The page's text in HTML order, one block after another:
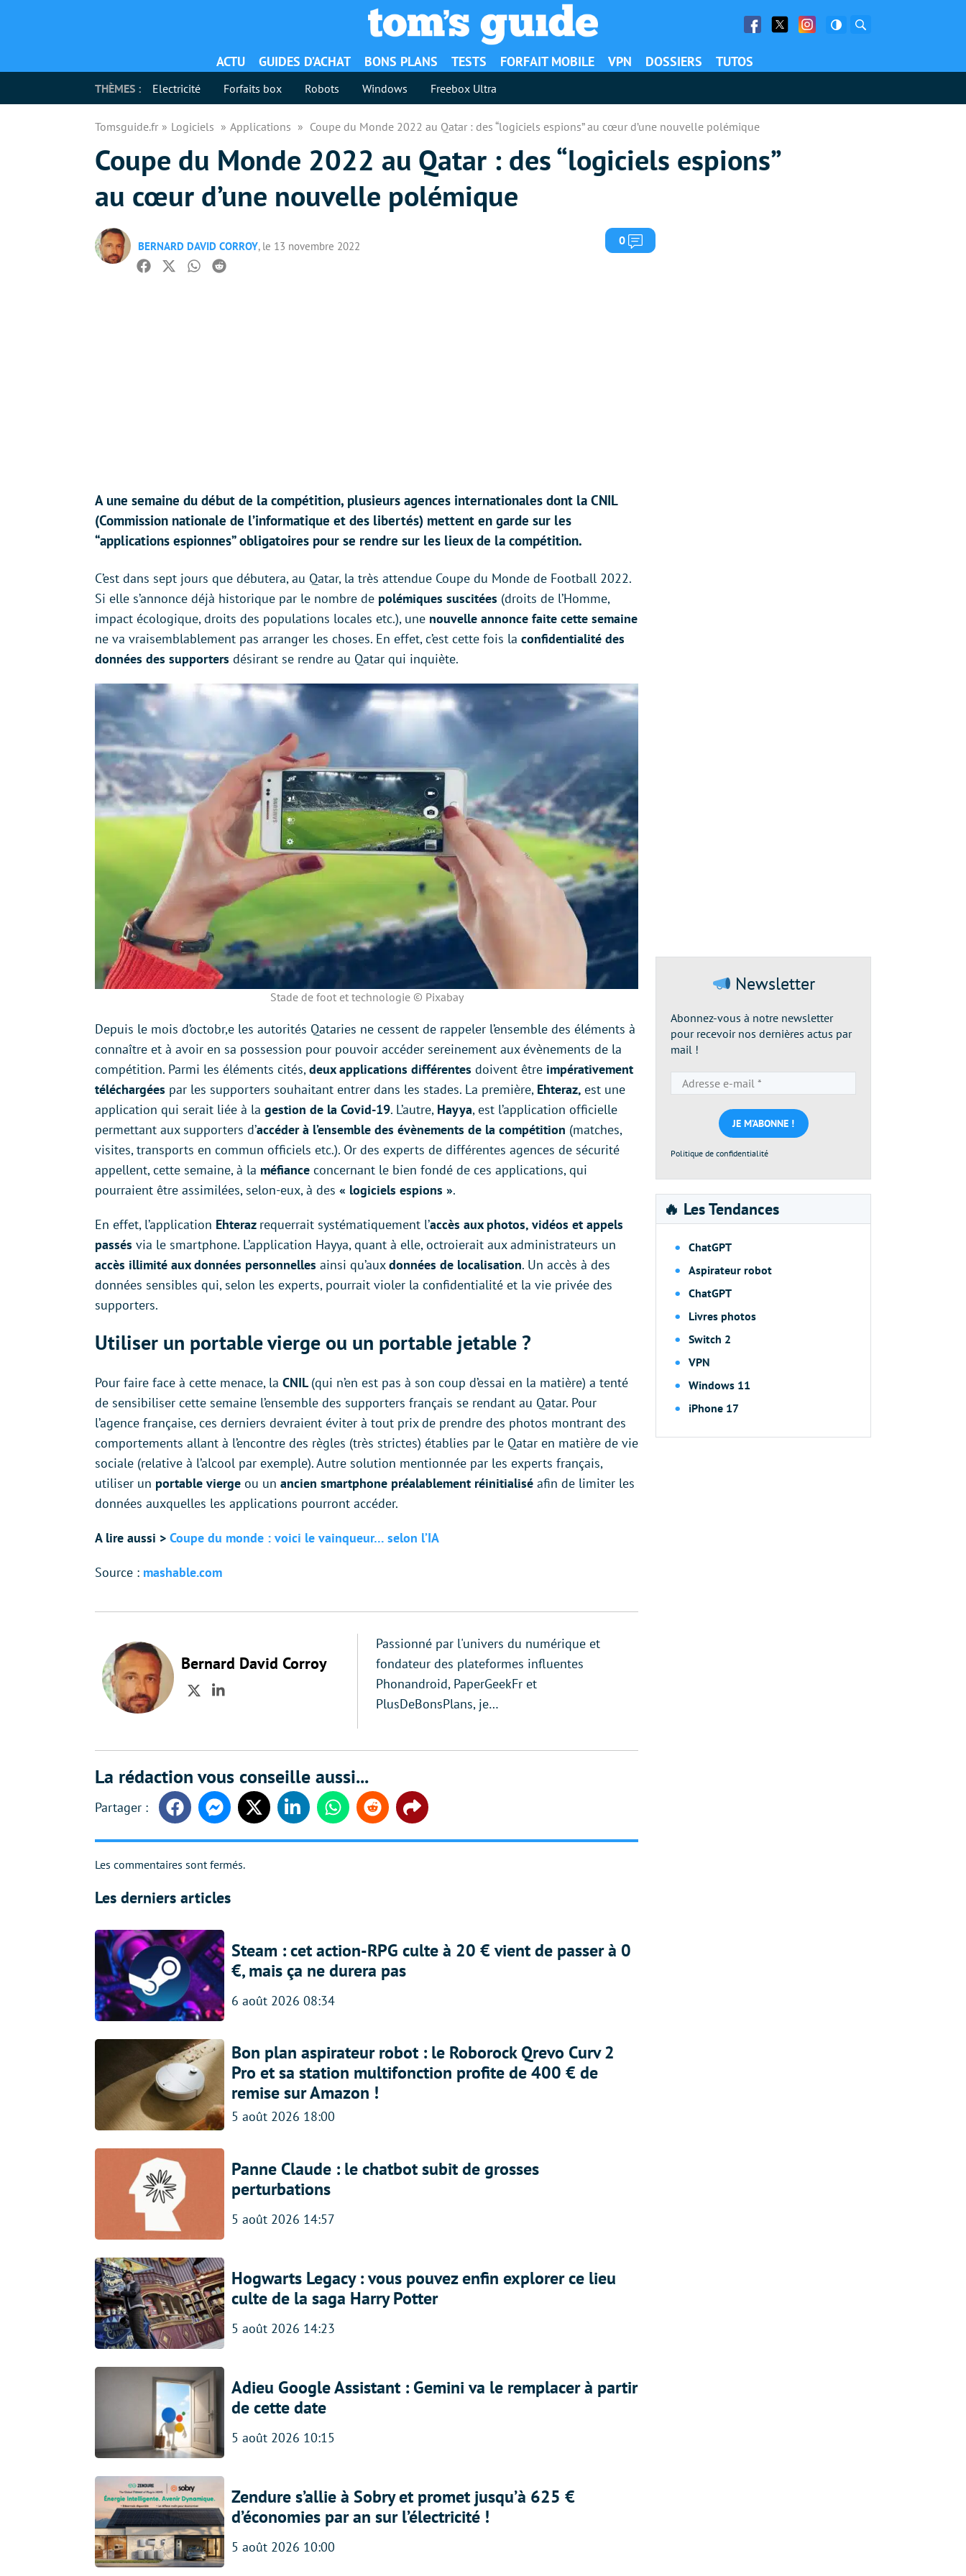
Facebook
Twitter Facebook
ACTU GUIDES D’ACHAT BONS PLANS TESTS FORFAIT MOBILE VPN DOSSIERS TUTOS
THÈMES : Electricité Forfaits box Robots Windows Freebox Ultra
Tomsguide.fr Logiciels Applications Coupe du Monde 2022 au Qatar : des “logiciels espions” au cœur d’une nouvelle polémique
Coupe du Monde 2022 au Qatar : des “logiciels espions”
au cœur d’une nouvelle polémique
BERNARD DAVID CORROY, le 13 novembre 2022 0 Commentaires
Facebook
TwitterWhatsapp
Reddit
A une semaine du début de la compétition, plusieurs agences internationales dont la CNIL
(Commission nationale de l’informatique et des libertés) mettent en garde sur les
“applications espionnes” obligatoires pour se rendre sur les lieux de la compétition.
C’est dans sept jours que débutera, au Qatar, la très attendue Coupe du Monde de Football 2022.
Si elle s’annonce déjà historique par le nombre de polémiques suscitées (droits de l’Homme,
impact écologique, droits des populations locales etc.), une nouvelle annonce faite cette semaine
ne va vraisemblablement pas arranger les choses. En effet, c’est cette fois la confidentialité des
données des supporters désirant se rendre au Qatar qui inquiète.
Stade de foot et technologie © Pixabay
Depuis le mois d’octobr,e les autorités Qataries ne cessent de rappeler l’ensemble des éléments à
connaître et à avoir en sa possession pour pouvoir accéder sereinement aux évènements de la
compétition. Parmi les éléments cités,deux applications différentes doivent être impérativement
téléchargées par les supporters souhaitant entrer dans les stades. La première, Ehteraz, est une
application qui serait liée à la gestion de la Covid-19. L’autre, Hayya, est l’application officielle
permettant aux supporters d’accéder à l’ensemble des évènements de la compétition (matches,
visites, transports en commun officiels etc.). Or des experts de différentes agences de sécurité
appellent, cette semaine, à la méfiance concernant le bien fondé de ces applications, qui
pourraient être assimilées, selon-eux, à des « logiciels espions ».
En effet, l’application Ehteraz requerrait systématiquement l’accès aux photos, vidéos et appels
passés via le smartphone. L’application Hayya, quant à elle, octroierait aux administrateurs un
accès illimité aux données personnelles ainsi qu’auxdonnées de localisation. Un accès à des
données sensibles qui, selon les experts, pourrait violer la confidentialité et la vie privée des
supporters.
Utiliser un portable vierge ou un portable jetable ?
Pour faire face à cette menace, la CNIL (qui n’en est pas à son coup d’essai en la matière) a tenté
de sensibiliser cette semaine l’ensemble des supporters français se rendant au Qatar. Pour
l’agence française, ces derniers devraient éviter à tout prix de prendre des photos montrant des
comportements allant à l’encontre des règles (très strictes) établies par le Qatar en matière de vie
sociale (relative à l’alcool par exemple). Autre solution mentionnée par les experts français,
utiliser un portable vierge ou un ancien smartphone préalablement réinitialisé afin de limiter les
données auxquelles les applications pourront accéder.
A lire aussi > Coupe du monde : voici le vainqueur… selon l’IA
Source : mashable.com
Bernard David Corroy
TwitterLinkedIn
Passionné par l'univers du numérique et
fondateur des plateformes influentes
Phonandroid, PaperGeekFr et
PlusDeBonsPlans, je…
La rédaction vous conseille aussi...
FacebookMessengerTwitter LinkedinWhatsappReddit Share
Les commentaires sont fermés.
Les derniers articles
Steam : cet action-RPG culte à 20 € vient de passer à 0
€, mais ça ne durera pas
6 août 2026 08:34
Bon plan aspirateur robot : le Roborock Qrevo Curv 2
Pro et sa station multifonction profite de 400 € de
remise sur Amazon !
5 août 2026 18:00
Panne Claude : le chatbot subit de grosses
perturbations
5 août 2026 14:57
Hogwarts Legacy : vous pouvez enfin explorer ce lieu
culte de la saga Harry Potter
5 août 2026 14:23
Adieu Google Assistant : Gemini va le remplacer à partir
de cette date
5 août 2026 10:15
Zendure s’allie à Sobry et promet jusqu’à 625 €
d’économies par an sur l’électricité !
5 août 2026 10:00
Newsletter
Abonnez-vous à notre newsletter
pour recevoir nos dernières actus par
mail !
e-
mail
*
Politique de confidentialité
🔥 Les Tendances
ChatGPT
Aspirateur robot
ChatGPT
Livres photos
Switch 2
VPN
Windows 11
iPhone 17